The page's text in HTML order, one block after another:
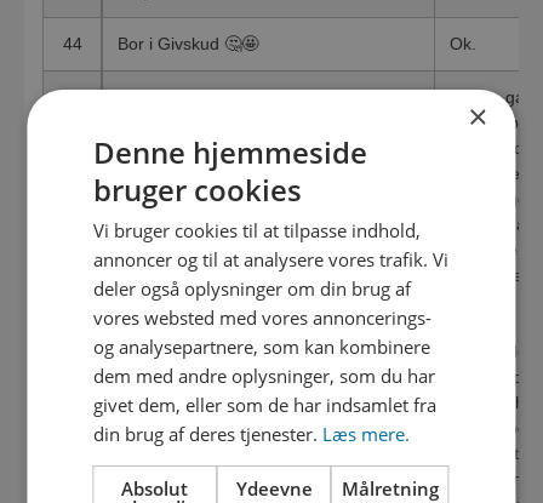
44 Bor i Givskud 🤔🤩 Ok.
Det er alt for besværligt at få afgang til
ens personlige profil på jeres
hjemmeside. Det ville være fint med en
app til overblikEr nødt til at svare “ved
ikke” ved de fleste ting, for har ikke haft
brug for jer indtil for nylig (heldigvis) og
så er det ellers ikke meget man hører
fra jer
Første
skal du
vores
kan bruge
tiden på at
Vi
arbejde
fx vores
årlige
Økolariet,
×
Denne hjemmeside
bruger cookies
Vi bruger cookies til at tilpasse indhold,
annoncer og til at analysere vores trafik. Vi
deler også oplysninger om din brug af
vores websted med vores annoncerings-
og analysepartnere, som kan kombinere
dem med andre oplysninger, som du har
givet dem, eller som de har indsamlet fra
din brug af deres tjenester. Læs mere.
Absolut
Ydeevne Målretning